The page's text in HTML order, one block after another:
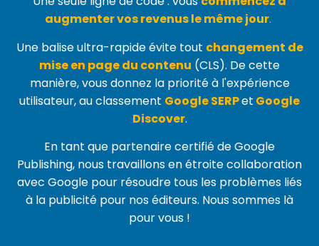
augmenter vos revenus le même jour.
Une balise ultra-rapide évite tout changement de
mise en page du contenu (CLS). De cette
manière, vous donnez la priorité à l'expérience
utilisateur, au classement Google SERPet Google
Discover.
En tant que partenaire certifié de Google
Publishing, nous travaillons en étroite collaboration
avec Google pour résoudre tous les problèmes liés
à la publicité pour nos éditeurs. Nous sommes là
pour vous !